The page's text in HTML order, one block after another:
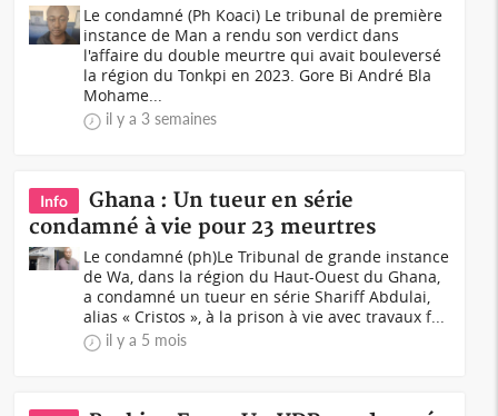
Le condamné (Ph Koaci) Le tribunal de première
instance de Man a rendu son verdict dans
l'affaire du double meurtre qui avait bouleversé
la région du Tonkpi en 2023. Gore Bi André Bla
Mohame...
il y a 3 semaines
Info
Ghana : Un tueur en série
condamné à vie pour 23 meurtres
Le condamné (ph)Le Tribunal de grande instance
de Wa, dans la région du Haut-Ouest du Ghana,
a condamné un tueur en série Shariff Abdulai,
alias « Cristos », à la prison à vie avec travaux f...
il y a 5 mois